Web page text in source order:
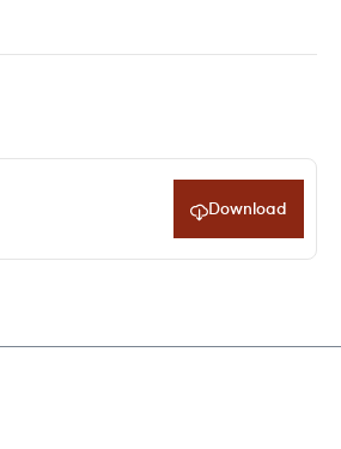
Download